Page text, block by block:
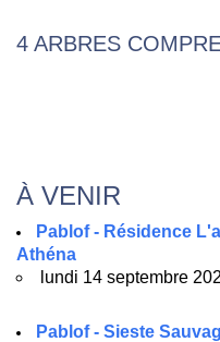
4 ARBRES
À VENIR
Pablof - Résidence
Athéna
lundi 14 septembre
Pablof - Sieste